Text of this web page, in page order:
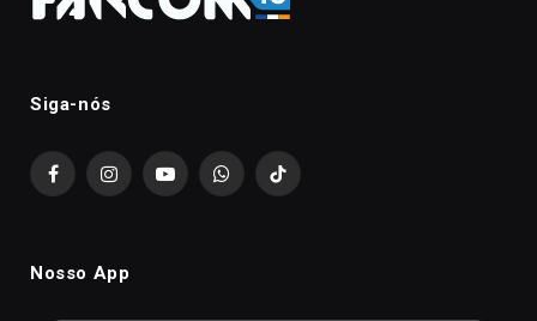
Siga-nós
FacebookInstagramYouTubeWhatsAppTikTok
Nosso App